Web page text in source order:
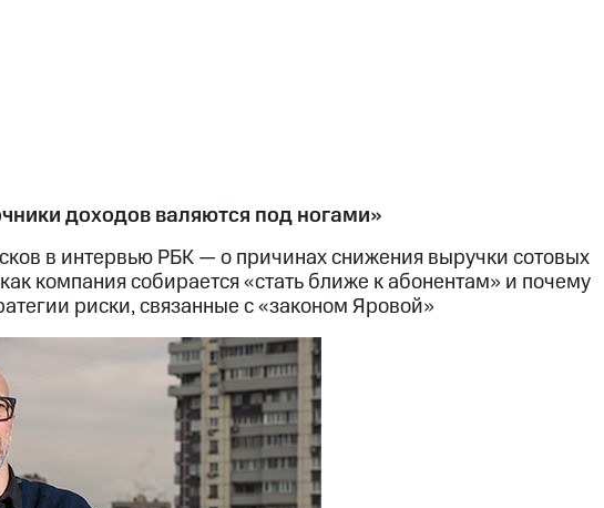
доходов валяются под ногами»
в интервью РБК — о причинах снижения выручки сотовых
компания собирается «стать ближе к абонентам» и почему
риски, связанные с «законом Яровой»